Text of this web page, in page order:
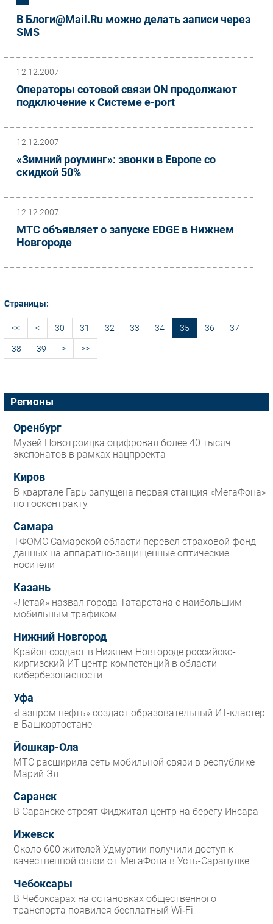
В Блоги@Mail.Ru можно делать записи через
SMS
12.12.2007
Операторы сотовой связи ON продолжают
подключение к Системе e-port
12.12.2007
«Зимний роуминг»: звонки в Европе со
скидкой 50%
12.12.2007
МТС объявляет о запуске EDGE в Нижнем
Новгороде
Страницы:
<< < 30 31 32 33 34 35 36 37
38 39 > >>
Регионы
Оренбург
Музей Новотроицка оцифровал более 40 тысяч
экспонатов в рамках нацпроекта
Киров
В квартале Гарь запущена первая станция «МегаФона»
по госконтракту
Самара
ТФОМС Самарской области перевел страховой фонд
данных на аппаратно-защищенные оптические
носители
Казань
«Летай» назвал города Татарстана с наибольшим
мобильным трафиком
Нижний Новгород
Крайон создаст в Нижнем Новгороде российско-
киргизский ИТ-центр компетенций в области
кибербезопасности
Уфа
«Газпром нефть» создаст образовательный ИТ-кластер
в Башкортостане
Йошкар-Ола
МТС расширила сеть мобильной связи в республике
Марий Эл
Саранск
В Саранске строят Фиджитал-центр на берегу Инсара
Ижевск
Около 600 жителей Удмуртии получили доступ к
качественной связи от МегаФона в Усть-Сарапулке
Чебоксары
В Чебоксарах на остановках общественного
транспорта появился бесплатный Wi‑Fi